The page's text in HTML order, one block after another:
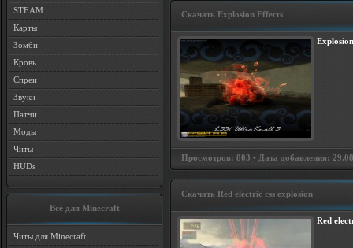
STEAM
Карты
Зомби
Кровь
Спреи
Звуки
Патчи
Моды
Читы
HUDs
Все для Minecraft
Читы для Minecraft
Скачать Explosion Effects
Просмотров: 803 • Дата добавления:
Скачать Red electric css explosion
Red